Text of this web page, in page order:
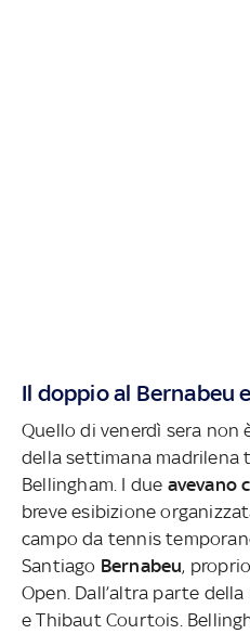
Il doppio al Bernabeu
Quello di venerdì sera
della settimana madrilena
Bellingham. I due avevano
breve esibizione
campo da tennis
Santiago Bernabeu,
Open. Dall’altra parte
e Thibaut Courtois.